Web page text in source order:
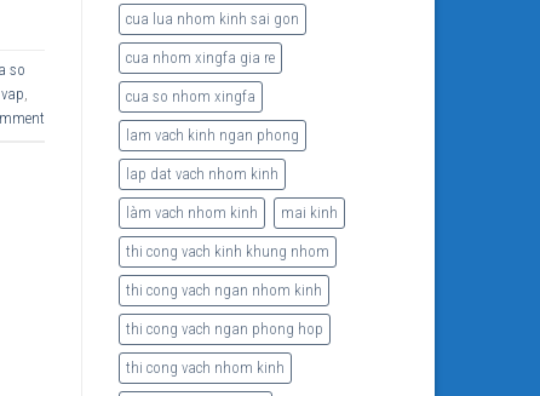
so
,
cua lua nhom kinh sai gon
cua nhom xingfa gia re
cua so nhom xingfa
lam vach kinh ngan phong
lap dat vach nhom kinh
làm vach nhom kinh mai kinh
thi cong vach kinh khung nhom
thi cong vach ngan nhom kinh
thi cong vach ngan phong hop
thi cong vach nhom kinh